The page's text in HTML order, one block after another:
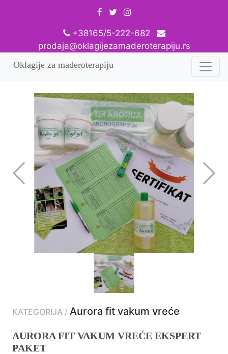
+38165/5-222-682
prodaja@oklagijezamaderoterapiju.rs
Oklagije za maderoterapiju
KATEGORIJA / Aurora fit vakum vreće
AURORA FIT VAKUM VREĆE EKSPERT
PAKET